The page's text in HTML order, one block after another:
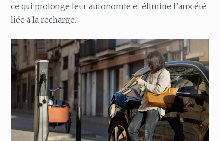
ce qui prolonge leur autonomie et élimine l’anxiété
liée à la recharge.